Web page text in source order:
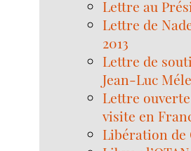
Lettre au
Lettre de
2013
Lettre de
Jean-Luc
Lettre
visite en
Libération de